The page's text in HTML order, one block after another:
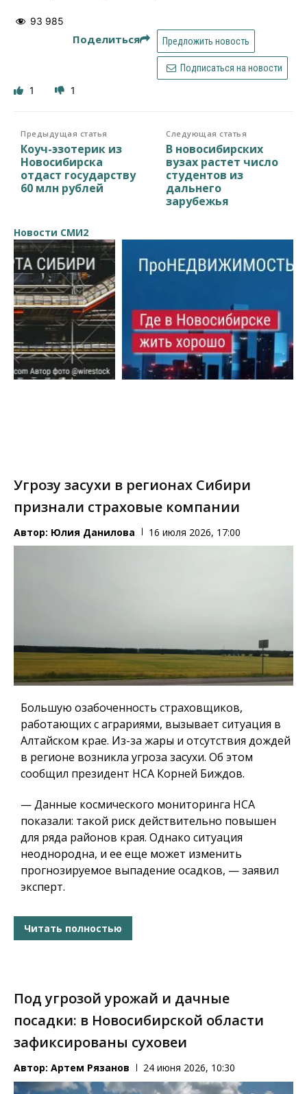
93 985
Поделиться Предложить новость
Подписаться на новости
1 1
Предыдущая статья
Коуч-эзотерик из
Новосибирска
отдаст государству
60 млн рублей
Следующая статья
В новосибирских
вузах растет число
студентов из
дальнего
зарубежья
Новости СМИ2
Угрозу засухи в регионах Сибири
признали страховые компании
Автор: Юлия Данилова 16 июля 2026, 17:00
Большую озабоченность страховщиков,
работающих с аграриями, вызывает ситуация в
Алтайском крае. Из-за жары и отсутствия дождей
в регионе возникла угроза засухи. Об этом
сообщил президент НСА Корней Биждов.
— Данные космического мониторинга НСА
показали: такой риск действительно повышен
для ряда районов края. Однако ситуация
неоднородна, и ее еще может изменить
прогнозируемое выпадение осадков, — заявил
эксперт.
Читать полностью
Под угрозой урожай и дачные
посадки: в Новосибирской области
зафиксированы суховеи
Автор: Артем Рязанов 24 июня 2026, 10:30